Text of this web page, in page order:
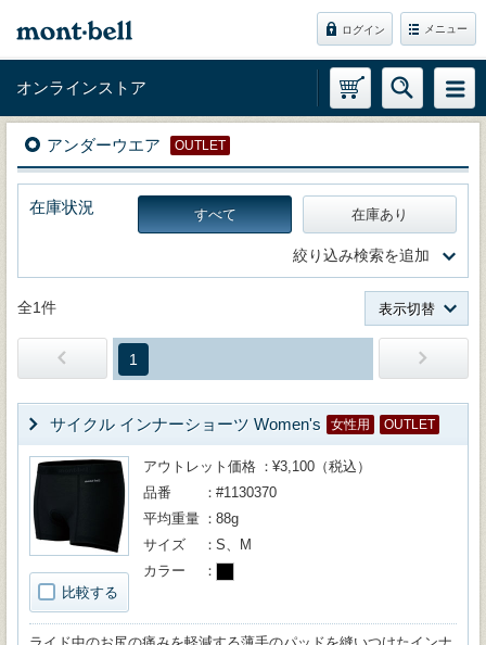
ログイン メニュー
オンラインストア
アンダーウエア OUTLET
在庫状況 すべて 在庫あり
絞り込み検索を追加
全1件 表示切替
1
サイクル インナーショーツ Women's 女性用 OUTLET
比較する
アウトレット価格
¥3,100（税込）
品番
#1130370
平均重量
88g
サイズ
S、M
カラー